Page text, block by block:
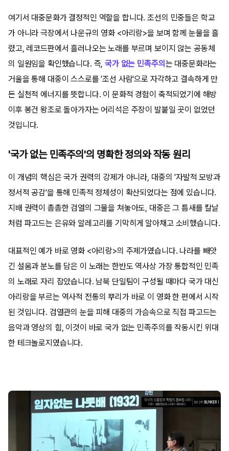
여기서 대중문화가 결정적인 역할을 합니다. 조선의 민중들은 학교
가 아니라 극장에서 나운규의 영화 <아리랑>을 보며 함께 눈물을 흘
렸고, 레코드판에서 흘러나오는 노래를 부르며 보이지 않는 공동체
의 일원임을 확인했습니다. 즉,국가 없는 민족주의 는 대중문화라는
거울을 통해 대중이 스스로를 '조선 사람'으로 자각하고 결속하게 만
든 실천적 에너지를 뜻합니다. 이 문화적 경험이 축적되었기에 해방
이후 봉건 왕조로 돌아가자는 어리석은 주장이 발붙일 곳이 없었던
것입니다.
'국가 없는 민족주의'의 명확한 정의와 작동 원리
이 개념의 핵심은 국가 권력의 강제가 아니라, 대중의 '자발적 모방과
정서적 공감'을 통해 민족적 정체성이 확산되었다는 점에 있습니다.
지배 권력이 촘촘한 검열의 그물을 쳐놓아도, 대중은 그 틈새를 칼날
처럼 파고드는 은유와 알레고리를 기막히게 알아채고 소비했습니다.
대표적인 예가 바로 영화 <아리랑>의 주제가였습니다. 나라를 빼앗
긴 설움과 분노를 담은 이 노래는 한반도 역사상 가장 통합적인 민족
의 노래로 자리 잡았습니다. 남북 단일팀이 구성될 때마다 국가 대신
아리랑을 부르는 역사적 전통의 뿌리가 바로 이 영화 한 편에서 시작
된 것입니다. 검열관의 눈을 피해 대중의 가슴속으로 직접 파고드는
음악과 영상의 힘, 이것이 바로 국가 없는 민족주의를 작동시킨 위대
한 테크놀로지였습니다.